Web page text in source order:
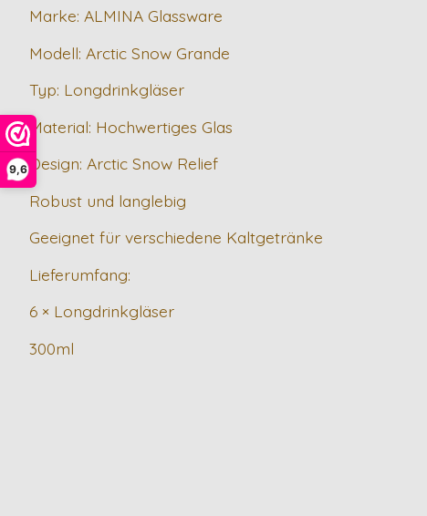
9,6
Marke: ALMINA Glassware
Modell: Arctic Snow Grande
Typ: Longdrinkgläser
Material: Hochwertiges Glas
Design: Arctic Snow Relief
Robust und langlebig
Geeignet für verschiedene Kaltgetränke
Lieferumfang:
6 × Longdrinkgläser
300ml